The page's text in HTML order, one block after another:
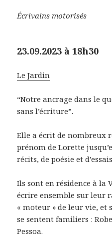
Écrivains motorisés
23.09.2023 à 18h30
Le Jardin
“Notre ancrage dans le
sans l’écriture”.
Elle a écrit de nombreux
prénom de Lorette
récits, de poésie et
Ils sont en résidence à la
écrire ensemble sur leur
« moteur » de leur vie,
se sentent familiers :
Pessoa.